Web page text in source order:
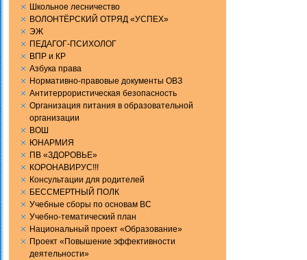
Школьное лесничество
ВОЛОНТЁРСКИЙ ОТРЯД «УСПЕХ»
ЭЖ
ПЕДАГОГ-ПСИХОЛОГ
ВПР и КР
Aзбука права
Нормативно-правовые документы ОВЗ
Антитеррористическая безопасность
Организация питания в образовательной
организации
ВОШ
ЮНАРМИЯ
ПВ «ЗДОРОВЬЕ»
КОРОНАВИРУС!!!
Консультации для родителей
БЕССМЕРТНЫЙ ПОЛК
Учебные сборы по основам ВС
Учебно-тематический план
Национальный проект «Образование»
Проект «Повышение эффективности
деятельности»